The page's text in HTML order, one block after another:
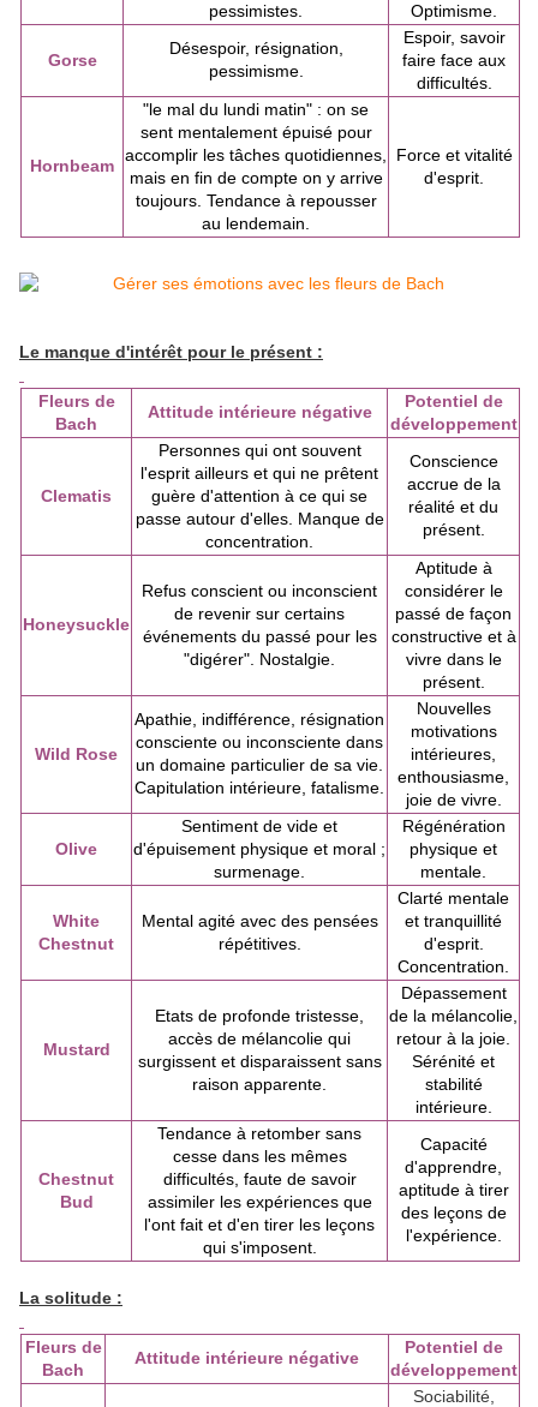
pessimistes.
Optimisme.
Gorse
Désespoir, résignation,
pessimisme.
Espoir, savoir
faire face aux
difficultés.
Hornbeam
"le mal du lundi matin" : on se
sent mentalement épuisé pour
accomplir les tâches quotidiennes,
mais en fin de compte on y arrive
toujours. Tendance à repousser
au lendemain.
Force et vitalité
d'esprit.
Le manque d'intérêt pour le présent :
Fleurs de
Bach
Attitude intérieure négative
Potentiel de
développement
Clematis
Personnes qui ont souvent
l'esprit ailleurs et qui ne prêtent
guère d'attention à ce qui se
passe autour d'elles. Manque de
concentration.
Conscience
accrue de la
réalité et du
présent.
Honeysuckle
Refus conscient ou inconscient
de revenir sur certains
événements du passé pour les
"digérer". Nostalgie.
Aptitude à
considérer le
passé de façon
constructive et à
vivre dans le
présent.
Wild Rose
Apathie, indifférence, résignation
consciente ou inconsciente dans
un domaine particulier de sa vie.
Capitulation intérieure, fatalisme.
Nouvelles
motivations
intérieures,
enthousiasme,
joie de vivre.
Olive
Sentiment de vide et
d'épuisement physique et moral ;
surmenage.
Régénération
physique et
mentale.
White
Chestnut
Mental agité avec des pensées
répétitives.
Clarté mentale
et tranquillité
d'esprit.
Concentration.
Mustard
Etats de profonde tristesse,
accès de mélancolie qui
surgissent et disparaissent sans
raison apparente.
Dépassement
de la mélancolie,
retour à la joie.
Sérénité et
stabilité
intérieure.
Chestnut
Bud
Tendance à retomber sans
cesse dans les mêmes
difficultés, faute de savoir
assimiler les expériences que
l'ont fait et d'en tirer les leçons
qui s'imposent.
Capacité
d'apprendre,
aptitude à tirer
des leçons de
l'expérience.
La solitude :
Fleurs de
Bach
Attitude intérieure négative
Potentiel de
développement
Sociabilité,